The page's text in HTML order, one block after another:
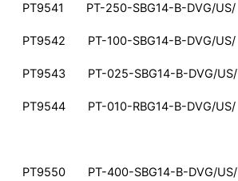
PT9541 PT-250-SBG14-B-DVG/
PT9542 PT-100-SBG14-B-DVG/
PT9543 PT-025-SBG14-B-DVG/
PT9544 PT-010-RBG14-B-DVG/
PT9550 PT-400-SBG14-B-DVG/